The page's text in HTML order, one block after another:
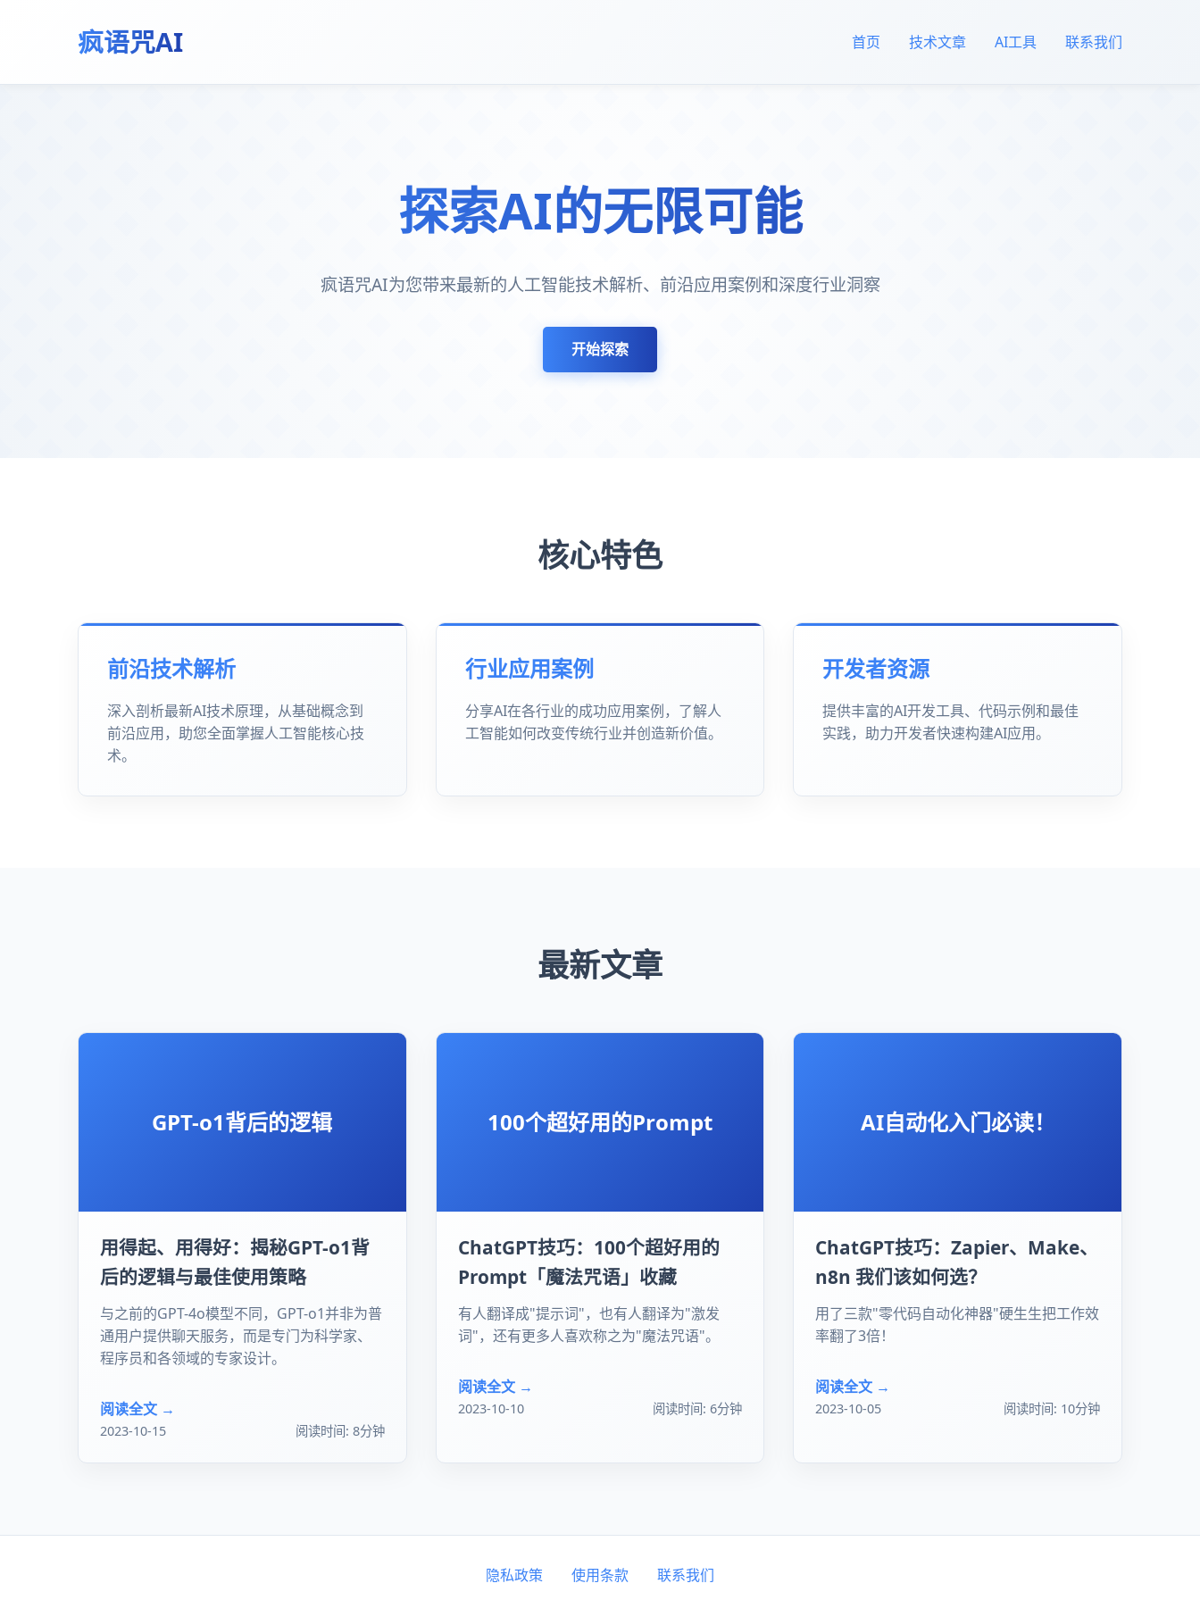
疯语咒AI 首页 技术文章 AI工具 联系我们
探索AI的无限可能
疯语咒AI为您带来最新的人工智能技术解析、前沿应用案例和深度行业洞察
开始探索
核心特色
前沿技术解析
深入剖析最新AI技术原理，从基础概念到
前沿应用，助您全面掌握人工智能核心技
术。
行业应用案例
分享AI在各行业的成功应用案例，了解人
工智能如何改变传统行业并创造新价值。
开发者资源
提供丰富的AI开发工具、代码示例和最佳
实践，助力开发者快速构建AI应用。
最新文章
GPT-o1背后的逻辑
用得起、用得好：揭秘GPT-o1背
后的逻辑与最佳使用策略
与之前的GPT-4o模型不同，GPT-o1并非为普
通用户提供聊天服务，而是专门为科学家、
程序员和各领域的专家设计。
阅读全文 →
2023-10-15 阅读时间: 8分钟
100个超好用的Prompt
ChatGPT技巧：100个超好用的
Prompt「魔法咒语」收藏
有人翻译成"提示词"，也有人翻译为"激发
词"，还有更多人喜欢称之为"魔法咒语"。
阅读全文 →
2023-10-10 阅读时间: 6分钟
AI自动化入门必读！
ChatGPT技巧：Zapier、Make、
n8n 我们该如何选？
用了三款"零代码自动化神器"硬生生把工作效
率翻了3倍！
阅读全文 →
2023-10-05 阅读时间: 10分钟
隐私政策 使用条款 联系我们